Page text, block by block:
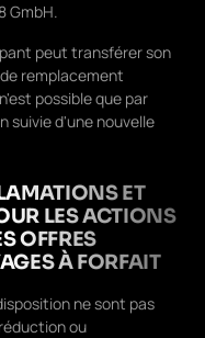
GmbH.
peut transférer son
remplacement
possible que par
suivie d'une nouvelle
ET
LES ACTIONS
OFFRES
À FORFAIT
ne sont pas
ou